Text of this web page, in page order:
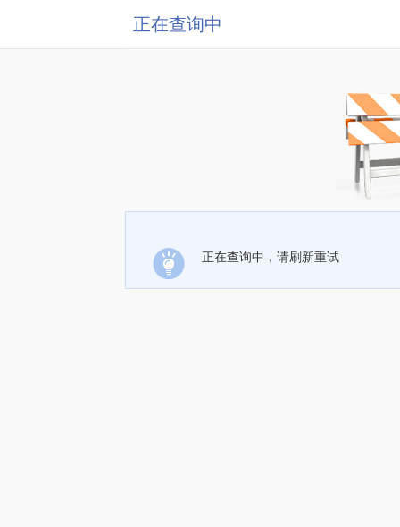
正在查询中
正在查询中，请刷新重试